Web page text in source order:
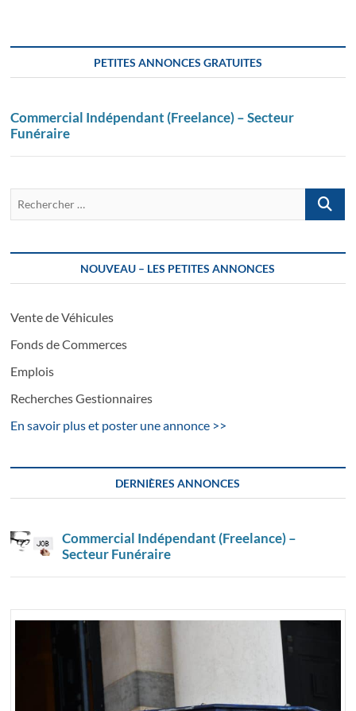
PETITES ANNONCES GRATUITES
Commercial Indépendant (Freelance) – Secteur
Funéraire
NOUVEAU – LES PETITES ANNONCES
Vente de Véhicules
Fonds de Commerces
Emplois
Recherches Gestionnaires
En savoir plus et poster une annonce >>
DERNIÈRES ANNONCES
Commercial Indépendant (Freelance) –
Secteur Funéraire